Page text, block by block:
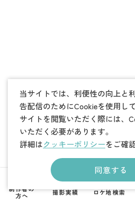
当サイトでは、利便性の向上と
告配信のためにCookieを使用し
サイトを閲覧いただく際には、
いただく必要があります。
詳細はクッキーポリシーをご確
同意する